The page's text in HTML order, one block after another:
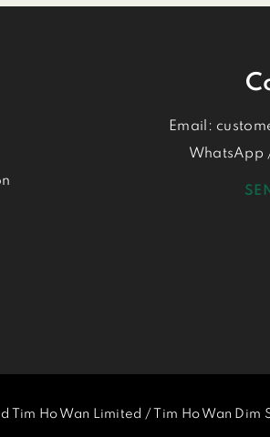
Email:
WhatsApp
Ho Wan Limited / Tim Ho Wan Dim